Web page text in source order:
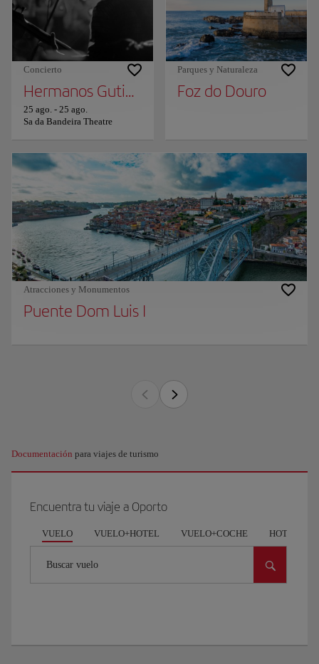
Concierto
Hermanos Gutierrez
25 ago. - 25 ago.
Sa da Bandeira Theatre
Parques y Naturaleza
Foz do Douro
Atracciones y Monumentos
Puente Dom Luis I
Documentación para viajes de turismo
Encuentra tu viaje a Oporto
VUELO VUELO+HOTEL VUELO+COCHE HOTEL
Buscar vuelo